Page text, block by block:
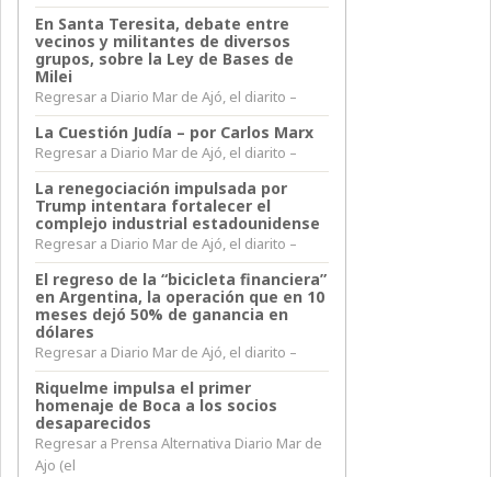
En Santa Teresita, debate entre
vecinos y militantes de diversos
grupos, sobre la Ley de Bases de
Milei
Regresar a Diario Mar de Ajó, el diarito –
La Cuestión Judía – por Carlos Marx
Regresar a Diario Mar de Ajó, el diarito –
La renegociación impulsada por
Trump intentara fortalecer el
complejo industrial estadounidense
Regresar a Diario Mar de Ajó, el diarito –
El regreso de la “bicicleta financiera”
en Argentina, la operación que en 10
meses dejó 50% de ganancia en
dólares
Regresar a Diario Mar de Ajó, el diarito –
Riquelme impulsa el primer
homenaje de Boca a los socios
desaparecidos
Regresar a Prensa Alternativa Diario Mar de
Ajo (el